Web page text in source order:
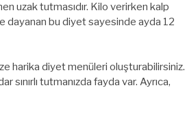
uzak tutmasıdır. Kilo verirken kalp
dayanan bu diyet sayesinde ayda 12
harika diyet menüleri oluşturabilirsiniz.
sınırlı tutmanızda fayda var. Ayrıca,